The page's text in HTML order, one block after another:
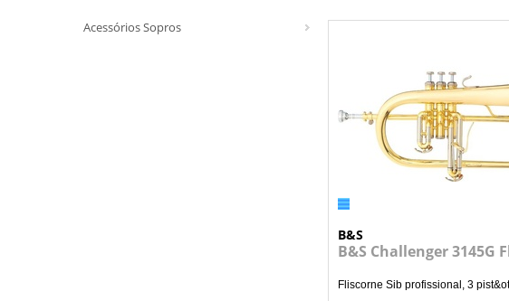
Acessórios Sopros
B&S
B&S Challenger 3145G
Fliscorne Sib profissional, 3